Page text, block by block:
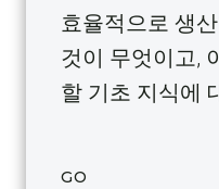
효율적으로 생
것이 무엇이고,
할 기초 지식에
GO